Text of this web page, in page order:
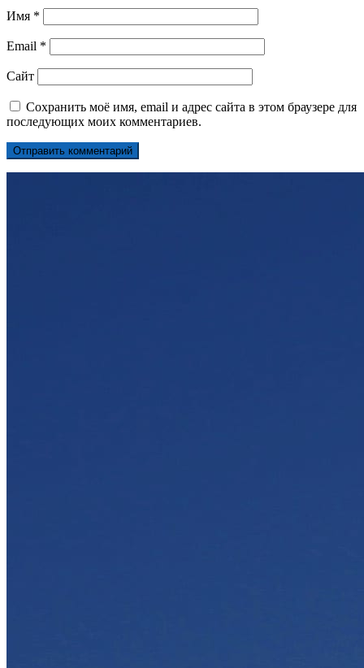
Имя *
Email *
Сайт
Сохранить моё имя, email и адрес сайта в этом браузере для
последующих моих комментариев.